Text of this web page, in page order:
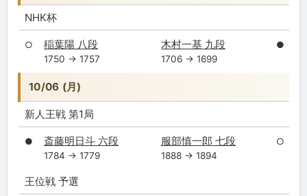
NHK杯
○ 稲葉陽 八段
1750 → 1757
木村一基 九段
1706 → 1699
●
10/06 (月)
新人王戦 第1局
● 斎藤明日斗 六段
1784 → 1779
服部慎一郎 七段
1888 → 1894
○
王位戦 予選